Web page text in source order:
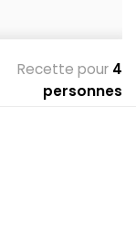
Recette pour 4
personnes